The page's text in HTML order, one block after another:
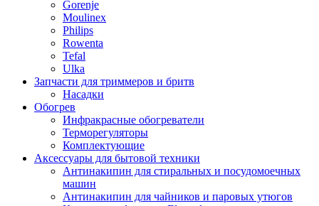
Gorenje
Moulinex
Philips
Rowenta
Tefal
Ulka
Запчасти для триммеров и бритв
Насадки
Обогрев
Инфракрасные обогреватели
Терморегуляторы
Комплектующие
Аксессуары для бытовой техники
Антинакипин для стиральных и посудомоечных
машин
Антинакипин для чайников и паровых утюгов